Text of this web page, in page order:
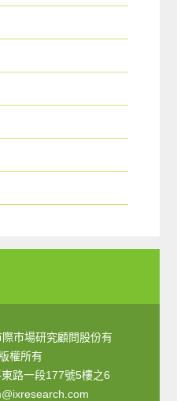
市場研究顧問股份有
權所有
路一段177號5樓之6